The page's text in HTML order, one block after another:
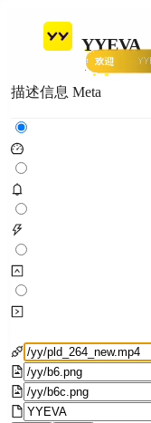
YYEVA
描述信息 Meta